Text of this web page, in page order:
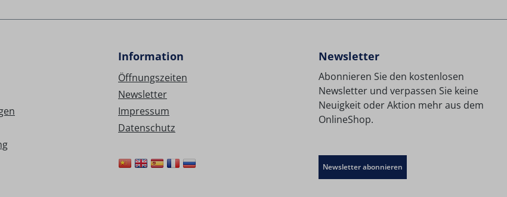
Information
Öffnungszeiten
Newsletter
Impressum
Datenschutz
Newsletter
Abonnieren Sie den kostenlosen
Newsletter und verpassen Sie keine
Neuigkeit oder Aktion mehr aus dem
OnlineShop.
Newsletter abonnieren